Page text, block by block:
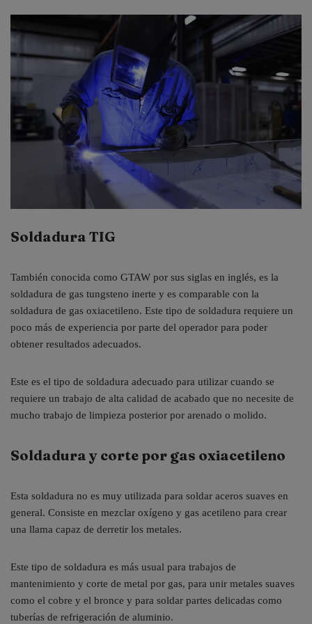
Soldadura TIG
También conocida como GTAW por sus siglas en inglés, es la
soldadura de gas tungsteno inerte y es comparable con la
soldadura de gas oxiacetileno. Este tipo de soldadura requiere un
poco más de experiencia por parte del operador para poder
obtener resultados adecuados.
Este es el tipo de soldadura adecuado para utilizar cuando se
requiere un trabajo de alta calidad de acabado que no necesite de
mucho trabajo de limpieza posterior por arenado o molido.
Soldadura y corte por gas oxiacetileno
Esta soldadura no es muy utilizada para soldar aceros suaves en
general. Consiste en mezclar oxígeno y gas acetileno para crear
una llama capaz de derretir los metales.
Este tipo de soldadura es más usual para trabajos de
mantenimiento y corte de metal por gas, para unir metales suaves
como el cobre y el bronce y para soldar partes delicadas como
tuberías de refrigeración de aluminio.